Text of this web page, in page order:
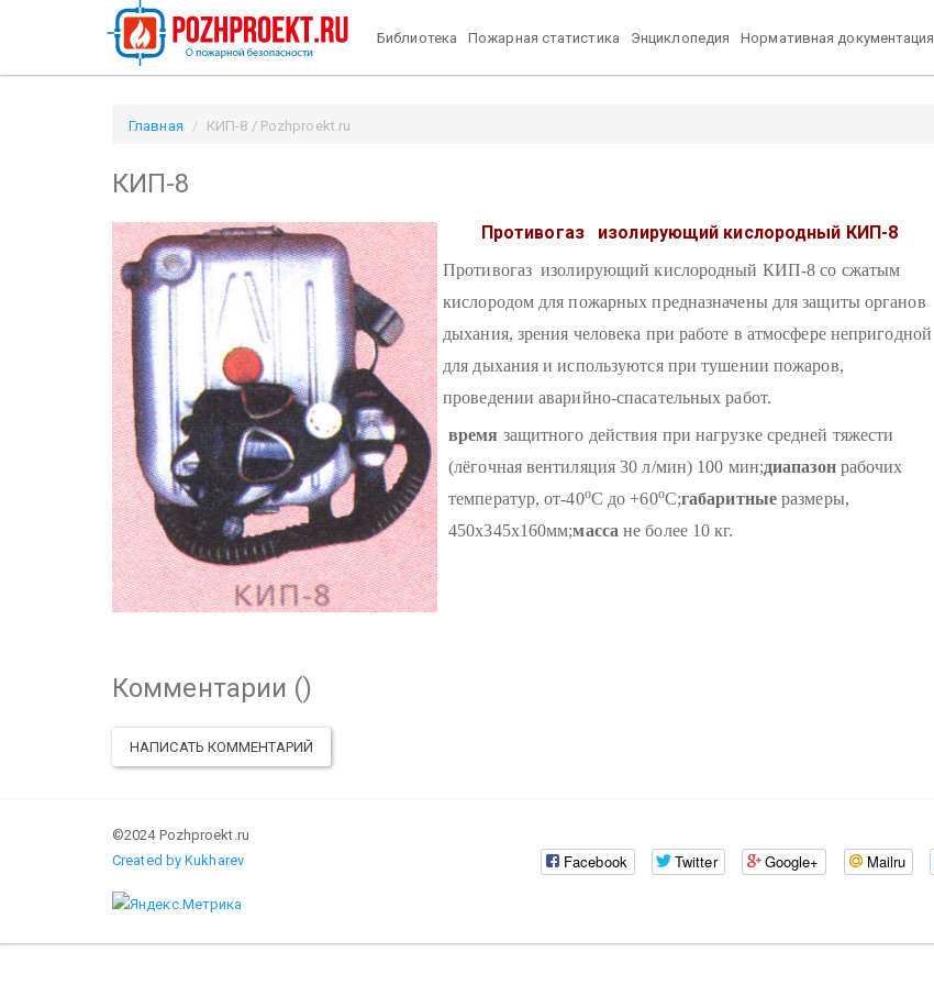
Библиотека Пожарная статистика Энциклопедия Нормативная документация
Главная КИП-8 / Pozhproekt.ru
КИП-8
Противогаз изолирующий кислородный КИП-8
Противогаз изолирующий кислородный КИП-8 со сжатым
кислородом для пожарных предназначены для защиты органов
дыхания, зрения человека при работе в атмосфере непригодной
для дыхания и используются при тушении пожаров,
проведении аварийно-спасательных работ.
время защитного действия при нагрузке средней тяжести
(лёгочная вентиляция 30 л/мин) 100 мин;диапазонрабочих
температур, от-40оС до +60оС;габаритныеразмеры,
450х345х160мм;масса не более 10 кг.
Комментарии ()
НАПИСАТЬ КОММЕНТАРИЙ
©2024 Pozhproekt.ru
Created by Kukharev
Facebook Twitter Google+ Mailru